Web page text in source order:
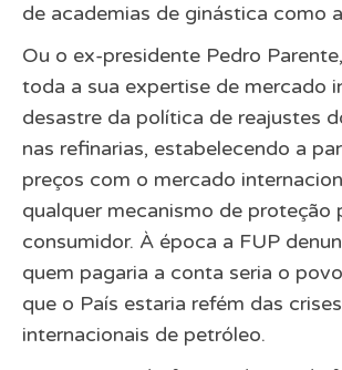
de academias de ginástica como
Ou o ex-presidente Pedro
toda a sua expertise de mercado
desastre da política de reajustes
nas refinarias, estabelecendo a
preços com o mercado
qualquer mecanismo de proteção
consumidor. À época a FUP
quem pagaria a conta seria o
que o País estaria refém das crises
internacionais de petróleo.